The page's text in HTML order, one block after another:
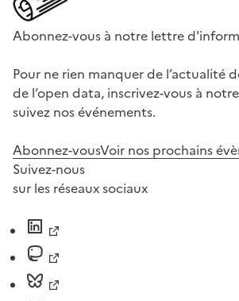
Abonnez-vous à notre lettre
Pour ne rien manquer de l’actualité
de l’open data, inscrivez-vous à
suivez nos événements.
Abonnez-vousVoir nos prochains
Suivez-nous
sur les réseaux sociaux